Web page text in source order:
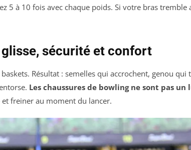
5 à 10 fois avec chaque poids. Si votre bras tremble
sécurité et confort
Résultat : semelles qui accrochent, genou qui
Les chaussures de bowling ne sont pas un
freiner au moment du lancer.